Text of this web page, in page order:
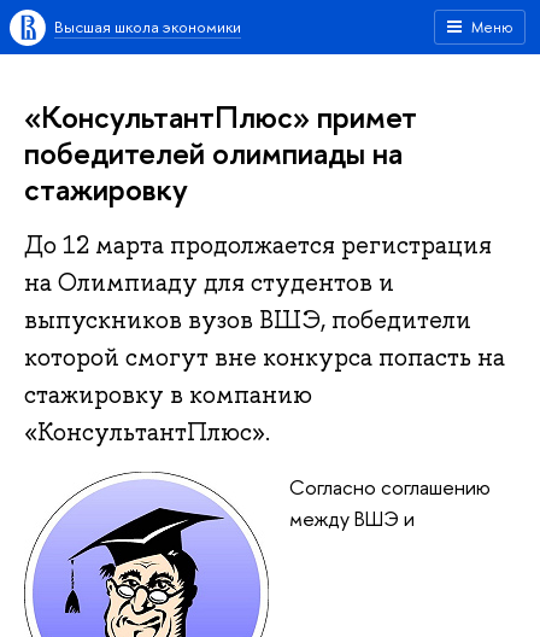
Меню
Высшая школа экономики
«КонсультантПлюс» примет
победителей олимпиады на
стажировку
До 12 марта продолжается регистрация
на Олимпиаду для студентов и
выпускников вузов ВШЭ, победители
которой смогут вне конкурса попасть на
стажировку в компанию
«КонсультантПлюс».
Согласно соглашению
между ВШЭ и